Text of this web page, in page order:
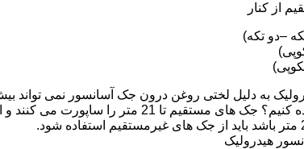
از کنار
–دو تکه)
به دلیل لختی روغن درون جک آسانسور نمی تواند
هیدرولیک